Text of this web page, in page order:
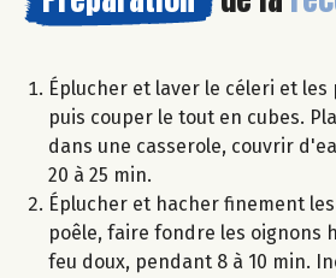
Éplucher et laver le céleri et
puis couper le tout en cubes.
dans une casserole, couvrir
20 à 25 min.
Éplucher et hacher finement
poêle, faire fondre les oignons
feu doux, pendant 8 à 10 min.